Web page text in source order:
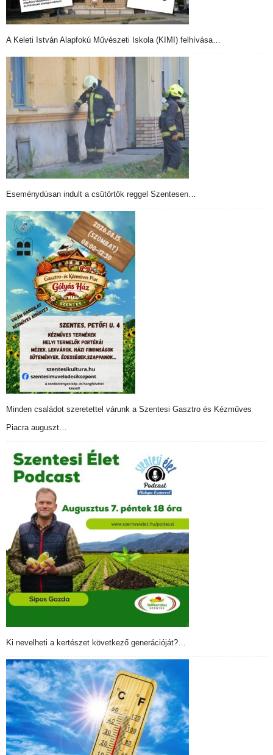
A Keleti István Alapfokú Művészeti Iskola (KIMI) felhívása…
Eseménydúsan indult a csütörtök reggel Szentesen…
Minden családot szeretettel várunk a Szentesi Gasztro és Kézműves
Piacra auguszt…
Ki nevelheti a kertészet következő generációját?…